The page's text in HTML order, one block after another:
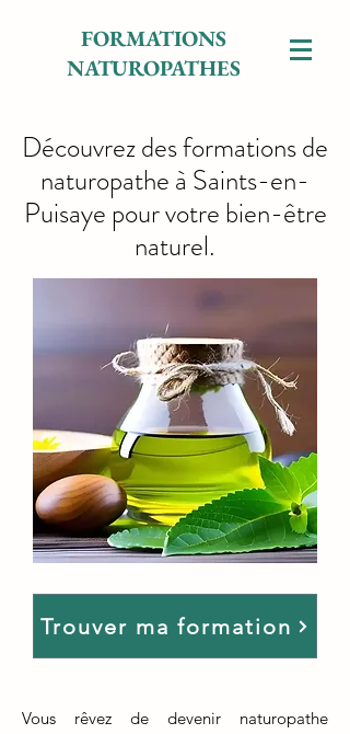
FORMATIONS
NATUROPATHES
Découvrez des formations de
naturopathe à Saints-en-
Puisaye pour votre bien-être
naturel.
Trouver ma formation
Vous rêvez de devenir naturopathe